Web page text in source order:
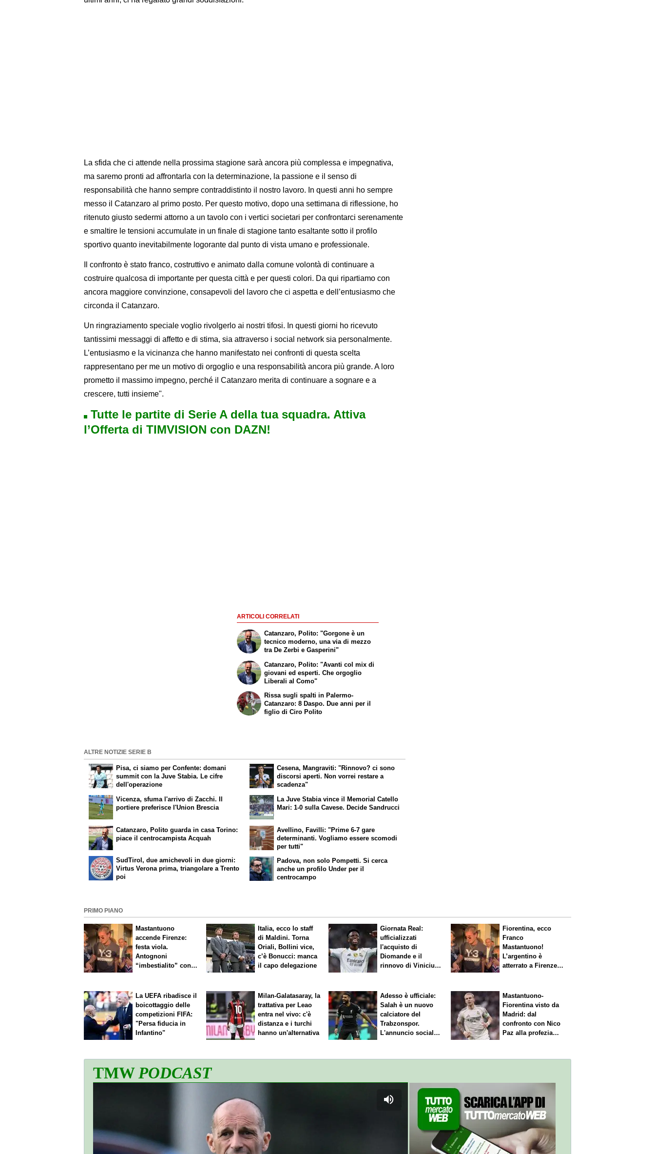
La sfida che ci attende nella prossima stagione sarà ancora più complessa e impegnativa,
ma saremo pronti ad affrontarla con la determinazione, la passione e il senso di
responsabilità che hanno sempre contraddistinto il nostro lavoro. In questi anni ho sempre
messo il Catanzaro al primo posto. Per questo motivo, dopo una settimana di riflessione, ho
ritenuto giusto sedermi attorno a un tavolo con i vertici societari per confrontarci serenamente
e smaltire le tensioni accumulate in un finale di stagione tanto esaltante sotto il profilo
sportivo quanto inevitabilmente logorante dal punto di vista umano e professionale.
Il confronto è stato franco, costruttivo e animato dalla comune volontà di continuare a
costruire qualcosa di importante per questa città e per questi colori. Da qui ripartiamo con
ancora maggiore convinzione, consapevoli del lavoro che ci aspetta e dell’entusiasmo che
circonda il Catanzaro.
Un ringraziamento speciale voglio rivolgerlo ai nostri tifosi. In questi giorni ho ricevuto
tantissimi messaggi di affetto e di stima, sia attraverso i social network sia personalmente.
L’entusiasmo e la vicinanza che hanno manifestato nei confronti di questa scelta
rappresentano per me un motivo di orgoglio e una responsabilità ancora più grande. A loro
prometto il massimo impegno, perché il Catanzaro merita di continuare a sognare e a
crescere, tutti insieme".
Tutte le partite di Serie A della tua squadra. Attiva
l’Offerta di TIMVISION con DAZN!
ARTICOLI CORRELATI
Catanzaro, Polito: "Gorgone è un
tecnico moderno, una via di mezzo
tra De Zerbi e Gasperini"
Catanzaro, Polito: "Avanti col mix di
giovani ed esperti. Che orgoglio
Liberali al Como"
Rissa sugli spalti in Palermo-
Catanzaro: 8 Daspo. Due anni per il
figlio di Ciro Polito
ALTRE NOTIZIE SERIE B
Pisa, ci siamo per Confente: domani
summit con la Juve Stabia. Le cifre
dell'operazione
Vicenza, sfuma l'arrivo di Zacchi. Il
portiere preferisce l'Union Brescia
Cesena, Mangraviti: "Rinnovo? ci sono
discorsi aperti. Non vorrei restare a
scadenza"
La Juve Stabia vince il Memorial Catello
Mari: 1-0 sulla Cavese. Decide Sandrucci
Catanzaro, Polito guarda in casa Torino:
piace il centrocampista Acquah
SudTirol, due amichevoli in due giorni:
Virtus Verona prima, triangolare a Trento
poi
Avellino, Favilli: "Prime 6-7 gare
determinanti. Vogliamo essere scomodi
per tutti"
Padova, non solo Pompetti. Si cerca
anche un profilo Under per il
centrocampo
PRIMO PIANO
Mastantuono
accende Firenze:
festa viola.
Antognoni
“imbestialito” con
Italia, ecco lo staff
di Maldini. Torna
Oriali, Bollini vice,
c’è Bonucci: manca
il capo delegazione
Giornata Real:
ufficializzati
l'acquisto di
Diomande e il
rinnovo di Vinicius.
Fiorentina, ecco
Franco
Mastantuono!
L’argentino è
atterrato a Firenze,
La UEFA ribadisce il
boicottaggio delle
competizioni FIFA:
"Persa fiducia in
Infantino"
Milan-Galatasaray, la
trattativa per Leao
entra nel vivo: c'è
distanza e i turchi
hanno un'alternativa
Adesso è ufficiale:
Salah è un nuovo
calciatore del
Trabzonspor.
L'annuncio social
Mastantuono-
Fiorentina visto da
Madrid: dal
confronto con Nico
Paz alla profezia
TMWPODCAST